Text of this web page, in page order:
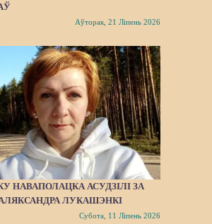
Аўторак, 21 Ліпень 2026
НАВАПОЛАЦКА АСУДЗІЛІ ЗА
ЛУКАШЭНКІ
Субота, 11 Ліпень 2026